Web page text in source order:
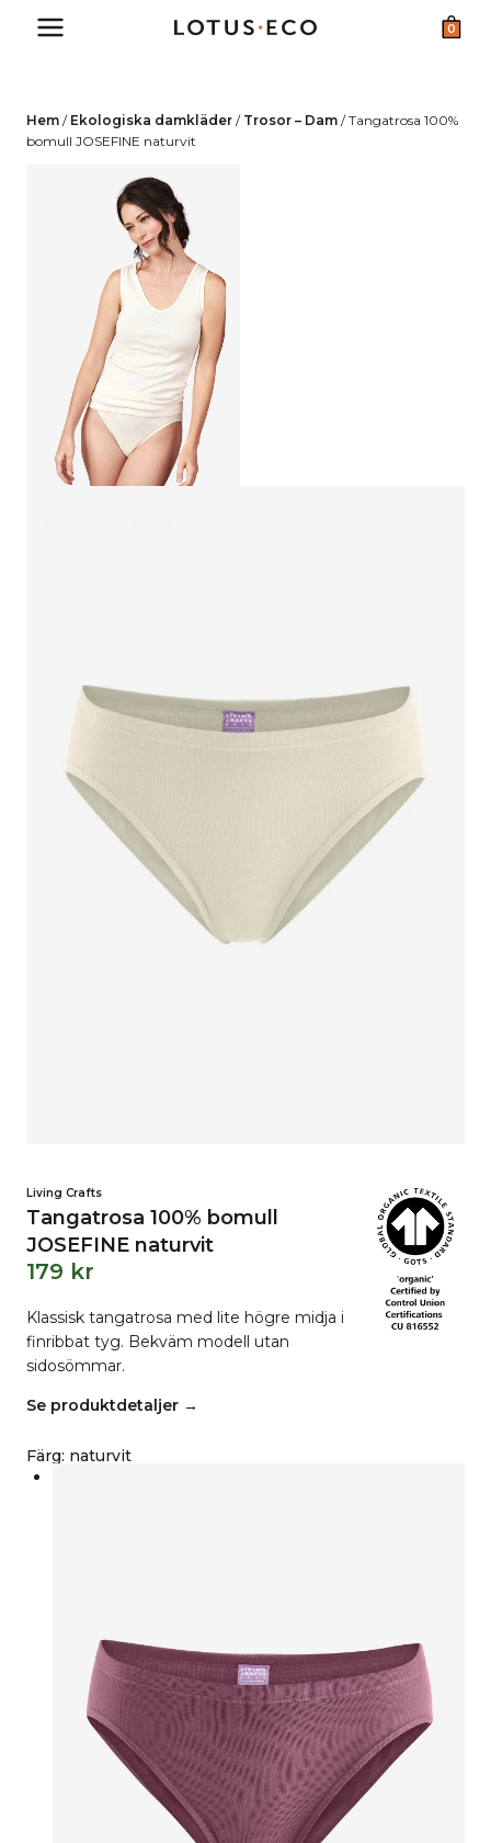
0
Hem / Ekologiska damkläder / Trosor – Dam /Tangatrosa 100%
bomull JOSEFINE naturvit
Living Crafts
Tangatrosa 100% bomull
JOSEFINE naturvit
179 kr
Klassisk tangatrosa med lite högre midja i
finribbat tyg. Bekväm modell utan
sidosömmar.
Se produktdetaljer →
Färg: naturvit